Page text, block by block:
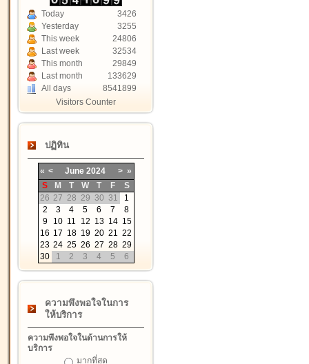
Today
3426
Yesterday
3255
This week
24806
Last week
32534
This month
29849
Last month
133629
All days
8541899
Visitors Counter
ปฏิทิน
« < June 2024 > »
S
M T W T F
S
26 27 28 29 30 31
1
2
3 4 5 6 7
8
9
10 11 12 13 14 15
16 17 18 19 20 21 22
23 24 25 26 27 28 29
30
1 2 3 4 5 6
ความพึงพอใจในการ
ให้บริการ
ความพึงพอใจในด้านการให้
บริการ
มากที่สุด